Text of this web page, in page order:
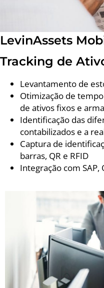
LevinAssets
Tracking de
Levantamento de
Otimização de
de ativos fixos e
Identificação das
contabilizados e a
Captura de
barras, QR e RFID
Integração com SAP,